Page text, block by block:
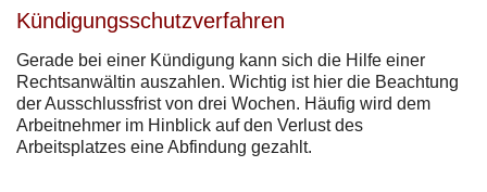
Kündigungsschutzverfahren
Gerade bei einer Kündigung kann sich die Hilfe einer
Rechtsanwältin auszahlen. Wichtig ist hier die Beachtung
der Ausschlussfrist von drei Wochen. Häufig wird dem
Arbeitnehmer im Hinblick auf den Verlust des
Arbeitsplatzes eine Abfindung gezahlt.